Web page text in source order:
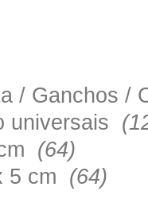
/ Ganchos
universais
(64)
5 cm (64)